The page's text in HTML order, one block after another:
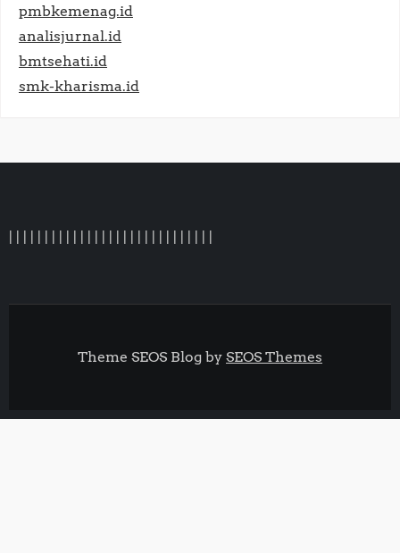
pmbkemenag.id
analisjurnal.id
bmtsehati.id
smk-kharisma.id
Theme SEOS Blog by SEOS Themes